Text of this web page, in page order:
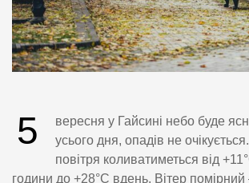
5
вересня у Гайсині небо буде
усього дня, опадів не
повітря коливатиметься від
години до +28°C вдень. Вітер